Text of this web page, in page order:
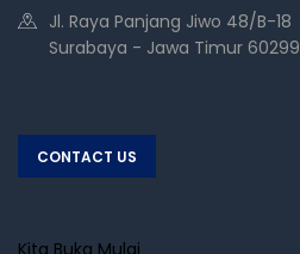
Jl. Raya Panjang Jiwo 48/B-18
Surabaya - Jawa Timur 60299
CONTACT US
Kita Buka Mulai